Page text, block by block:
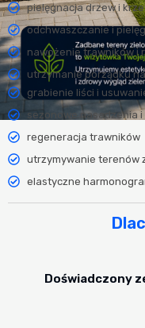
pielęgnacja drzew i
odchwaszczanie i
nawożenie trawników i
utrzymanie porządku
grabienie liści i
sezonowe nasadzenia i
regeneracja trawników
utrzymywanie terenów
elastyczne
Doświadczony